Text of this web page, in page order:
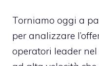
Torniamo oggi a
per analizzare l’
operatori leader